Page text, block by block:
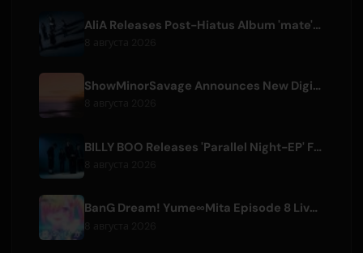
AliA Releases Post-Hiatus Album 'mate', Announces Tokyo Live
ShowMinorSavage Announces New Digital Single 'Gradation'
BILLY BOO Releases 'Parallel Night-EP' Featuring TV Drama Theme Song
BanG Dream! Yume∞Mita Episode 8 Live Clip Released